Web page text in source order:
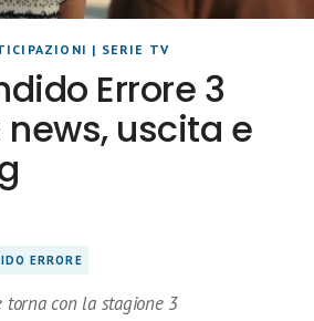
| SERIE TV
Errore 3
uscita e
ERRORE
torna con la stagione 3